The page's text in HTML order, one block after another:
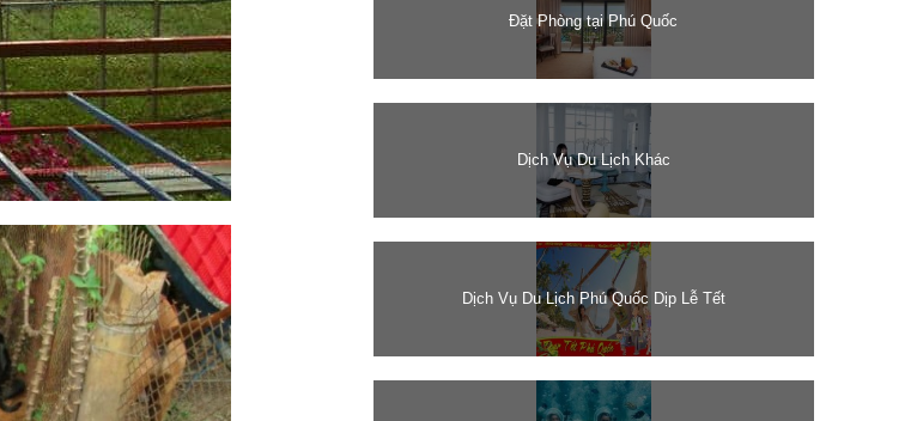
Đặt Phòng tại Phú Quốc
Dịch Vụ Du Lịch Khác
Dịch Vụ Du Lịch Phú Quốc Dịp Lễ Tết